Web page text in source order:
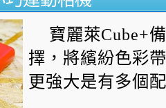
寶麗萊Cube+
擇，將繽紛色彩
更強大是有多個